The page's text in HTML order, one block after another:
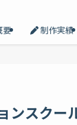
要 制作実績
ンスク